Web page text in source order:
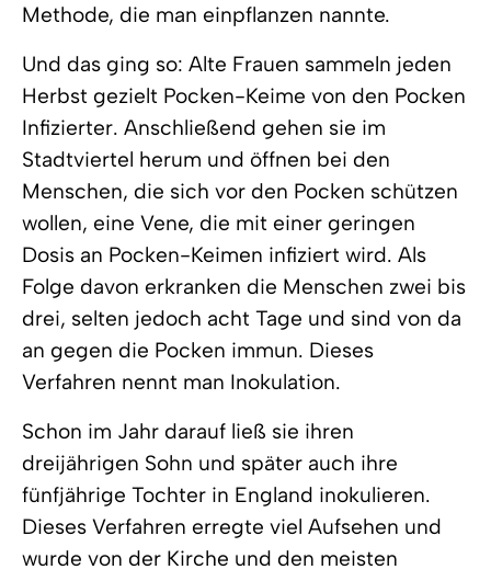
Methode, die man einpflanzen nannte.
Und das ging so: Alte Frauen sammeln jeden
Herbst gezielt Pocken-Keime von den Pocken
Infizierter. Anschließend gehen sie im
Stadtviertel herum und öffnen bei den
Menschen, die sich vor den Pocken schützen
wollen, eine Vene, die mit einer geringen
Dosis an Pocken-Keimen infiziert wird. Als
Folge davon erkranken die Menschen zwei bis
drei, selten jedoch acht Tage und sind von da
an gegen die Pocken immun. Dieses
Verfahren nennt man Inokulation.
Schon im Jahr darauf ließ sie ihren
dreijährigen Sohn und später auch ihre
fünfjährige Tochter in England inokulieren.
Dieses Verfahren erregte viel Aufsehen und
wurde von der Kirche und den meisten